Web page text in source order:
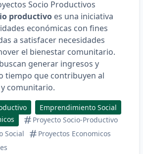
Socio Productivos
productivo es una iniciativa
económicas con fines
a satisfacer necesidades
el bienestar comunitario.
generar ingresos y
tiempo que contribuyen al
comunitario.​
Emprendimiento Social
Proyecto Socio-Productivo
Social
Proyectos Economicos